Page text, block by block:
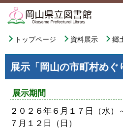
トップページ 資料展示 郷
展示「岡山の市町村め
展示期間
２０２６年６月１７日（水）
７月１２日（日）